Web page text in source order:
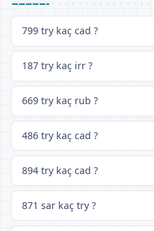
799 try kaç cad ?
187 try kaç irr ?
669 try kaç rub ?
486 try kaç cad ?
894 try kaç cad ?
871 sar kaç try ?